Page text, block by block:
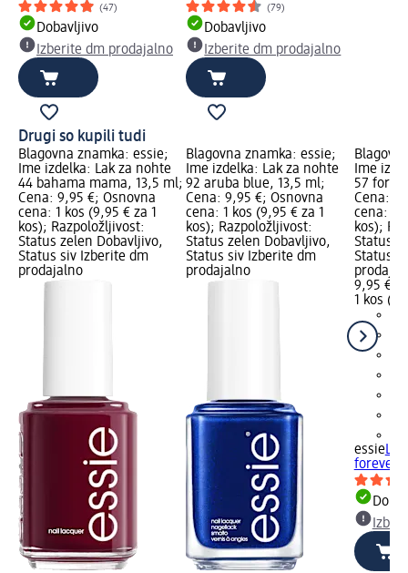
(47)
Dobavljivo
Izberite dm prodajalno
(79)
Dobavljivo
Izberite dm prodajalno
Drugi so kupili tudi
Blagovna znamka: essie;
Ime izdelka: Lak za nohte
44 bahama mama, 13,5 ml;
Cena: 9,95 €; Osnovna
cena: 1 kos (9,95 € za 1
kos); Razpoložljivost:
Status zelen Dobavljivo,
Status siv Izberite dm
prodajalno
Blagovna znamka: essie;
Ime izdelka: Lak za nohte
92 aruba blue, 13,5 ml;
Cena: 9,95 €; Osnovna
cena: 1 kos (9,95 € za 1
kos); Razpoložljivost:
Status zelen Dobavljivo,
Status siv Izberite dm
prodajalno
Ime
57
Cena:
cena: 1
kos);
Status
Status
9,95 €
1 kos
essie
forever